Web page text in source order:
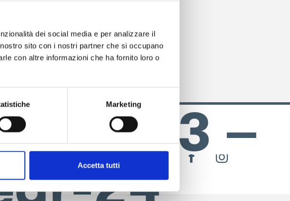
dei social media e per analizzare il
sito con i nostri partner che si occupano
con altre informazioni che ha fornito loro o
Marketing
Accetta tutti
24
–
SEGUICI SU
facebookinstagram